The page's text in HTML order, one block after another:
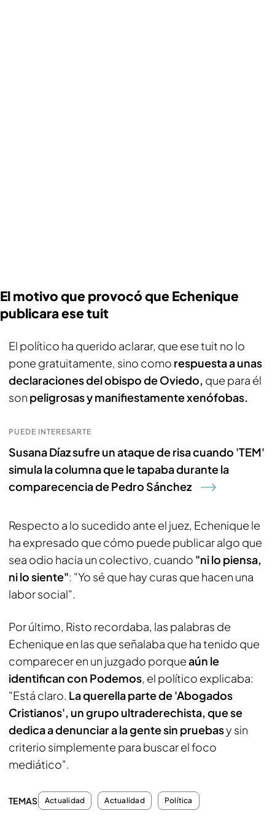
El motivo que provocó que Echenique
publicara ese tuit
El político ha querido aclarar, que ese tuit no lo
pone gratuitamente, sino como respuesta a unas
declaraciones del obispo de Oviedo, que para él
son peligrosas y manifiestamente xenófobas.
PUEDE INTERESARTE
Susana Díaz sufre un ataque de risa cuando 'TEM'
simula la columna que le tapaba durante la
comparecencia de Pedro Sánchez
Respecto a lo sucedido ante el juez, Echenique le
ha expresado que cómo puede publicar algo que
sea odio hacia un colectivo, cuando "ni lo piensa,
ni lo siente": "Yo sé que hay curas que hacen una
labor social".
Por último, Risto recordaba, las palabras de
Echenique en las que señalaba que ha tenido que
comparecer en un juzgado porqueaún le
identifican con Podemos, el político explicaba:
"Está claro. La querella parte de 'Abogados
Cristianos', un grupo ultraderechista, que se
dedica a denunciar a la gente sin pruebasy sin
criterio simplemente para buscar el foco
mediático".
TEMAS Actualidad Actualidad Política